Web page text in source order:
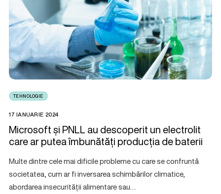
TEHNOLOGIE
17 IANUARIE 2024
Microsoft și PNLL au descoperit un electrolit
care ar putea îmbunătăți producția de baterii
Multe dintre cele mai dificile probleme cu care se confruntă
societatea, cum ar fi inversarea schimbărilor climatice,
abordarea insecurității alimentare sau…